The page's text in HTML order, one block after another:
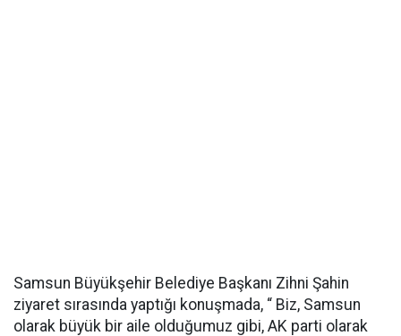
Samsun Büyükşehir Belediye Başkanı Zihni Şahin
ziyaret sırasında yaptığı konuşmada, “ Biz, Samsun
olarak büyük bir aile olduğumuz gibi, AK parti olarak